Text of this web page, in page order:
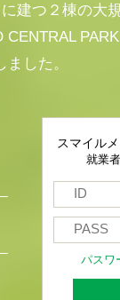
建つ２棟の大
CENTRAL
した。
スマイル
就業
パスワ